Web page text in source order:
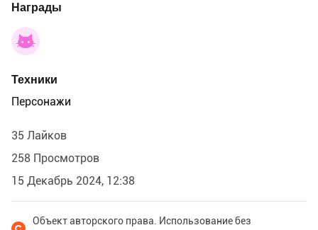
Награды
Техники
Персонажи
35 Лайков
258 Просмотров
15 Декабрь 2024, 12:38
Объект авторского права. Использование без